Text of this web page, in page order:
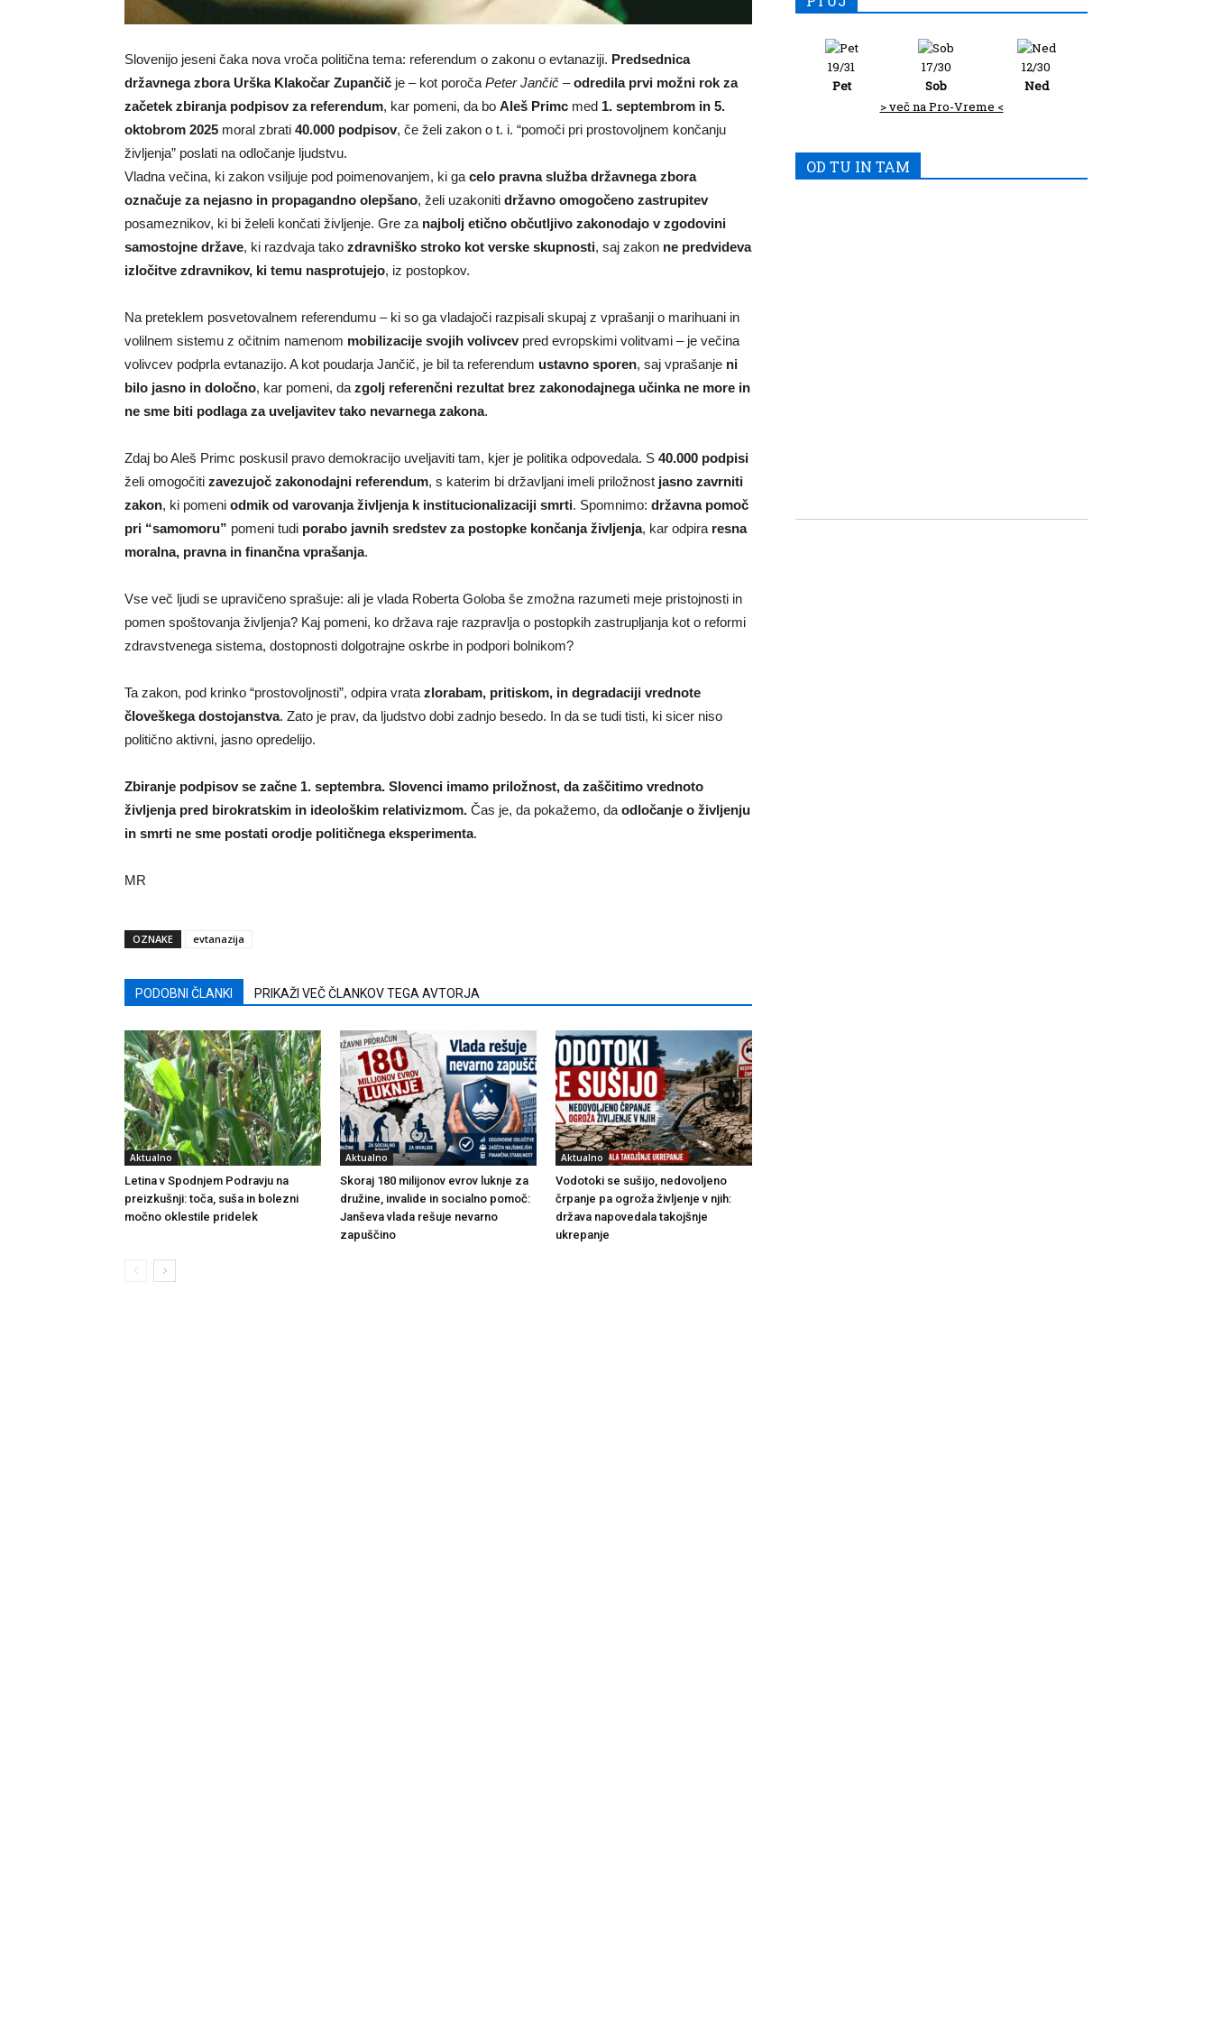
Slovenijo jeseni čaka nova vroča politična tema: referendum o zakonu o evtanaziji. Predsednica
državnega zbora Urška Klakočar Zupančič je – kot poroča Peter Jančič –odredila prvi možni rok za
začetek zbiranja podpisov za referendum, kar pomeni, da bo Aleš Primc med 1. septembrom in 5.
oktobrom 2025 moral zbrati 40.000 podpisov, če želi zakon o t. i. “pomoči pri prostovoljnem končanju
življenja” poslati na odločanje ljudstvu.
Vladna večina, ki zakon vsiljuje pod poimenovanjem, ki ga celo pravna služba državnega zbora
označuje za nejasno in propagandno olepšano, želi uzakoniti državno omogočeno zastrupitev
posameznikov, ki bi želeli končati življenje. Gre za najbolj etično občutljivo zakonodajo v zgodovini
samostojne države, ki razdvaja tako zdravniško stroko kot verske skupnosti, saj zakon ne predvideva
izločitve zdravnikov, ki temu nasprotujejo, iz postopkov.
Na preteklem posvetovalnem referendumu – ki so ga vladajoči razpisali skupaj z vprašanji o marihuani in
volilnem sistemu z očitnim namenom mobilizacije svojih volivcevpred evropskimi volitvami – je večina
volivcev podprla evtanazijo. A kot poudarja Jančič, je bil ta referendum ustavno sporen, saj vprašanje ni
bilo jasno in določno, kar pomeni, da zgolj referenčni rezultat brez zakonodajnega učinka ne more in
ne sme biti podlaga za uveljavitev tako nevarnega zakona.
Zdaj bo Aleš Primc poskusil pravo demokracijo uveljaviti tam, kjer je politika odpovedala. S 40.000 podpisi
želi omogočiti zavezujoč zakonodajni referendum, s katerim bi državljani imeli priložnost jasno zavrniti
zakon, ki pomeni odmik od varovanja življenja k institucionalizaciji smrti. Spomnimo: državna pomoč
pri “samomoru” pomeni tudi porabo javnih sredstev za postopke končanja življenja, kar odpira resna
moralna, pravna in finančna vprašanja.
Vse več ljudi se upravičeno sprašuje: ali je vlada Roberta Goloba še zmožna razumeti meje pristojnosti in
pomen spoštovanja življenja? Kaj pomeni, ko država raje razpravlja o postopkih zastrupljanja kot o reformi
zdravstvenega sistema, dostopnosti dolgotrajne oskrbe in podpori bolnikom?
Ta zakon, pod krinko “prostovoljnosti”, odpira vrata zlorabam, pritiskom, in degradaciji vrednote
človeškega dostojanstva. Zato je prav, da ljudstvo dobi zadnjo besedo. In da se tudi tisti, ki sicer niso
politično aktivni, jasno opredelijo.
Zbiranje podpisov se začne 1. septembra. Slovenci imamo priložnost, da zaščitimo vrednoto
življenja pred birokratskim in ideološkim relativizmom. Čas je, da pokažemo, da odločanje o življenju
in smrti ne sme postati orodje političnega eksperimenta.
MR
OZNAKE evtanazija
PODOBNI ČLANKI PRIKAŽI VEČ ČLANKOV TEGA AVTORJA
Aktualno
Letina v Spodnjem Podravju na
preizkušnji: toča, suša in bolezni
močno oklestile pridelek
Aktualno
Skoraj 180 milijonov evrov luknje za
družine, invalide in socialno pomoč:
Janševa vlada rešuje nevarno
zapuščino
Aktualno
Vodotoki se sušijo, nedovoljeno
črpanje pa ogroža življenje v njih:
država napovedala takojšnje
ukrepanje
19/31
Pet
17/30
Sob
12/30
Ned
> več na Pro-Vreme <
OD TU IN TAM